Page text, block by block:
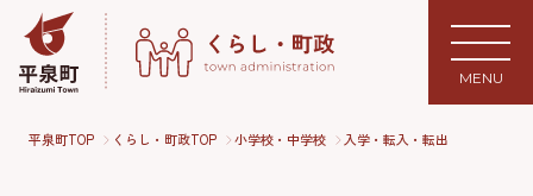
MENU
平泉町TOP くらし・町政TOP 小学校・中学校 入学・転入・転出